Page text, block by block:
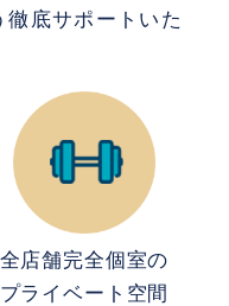
底サポートいた
全店舗完全個室の
プライベート空間